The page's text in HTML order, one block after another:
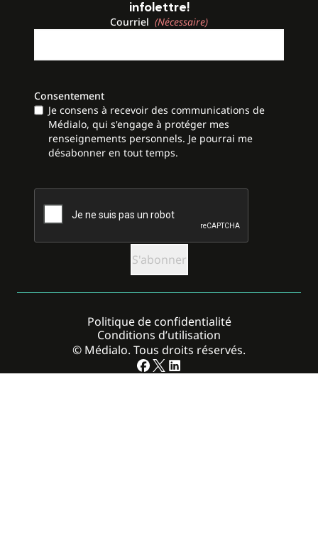
infolettre!
Courriel (Nécessaire)
Consentement
Je consens à recevoir des communications de
Médialo, qui s'engage à protéger mes
renseignements personnels. Je pourrai me
désabonner en tout temps.
© Médialo. Tous droits réservés.
Politique de confidentialité
Conditions d’utilisation